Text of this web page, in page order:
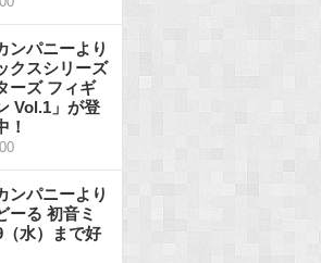
ンパニーより
クスシリーズ
ーズ フィギ
Vol.1」が登
！
ンパニーより
ーる 初音ミ
水）まで好